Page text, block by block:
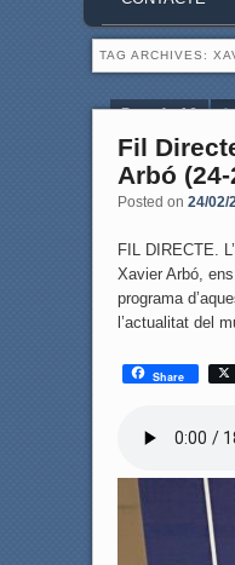
TAG ARCHIVES:
Page 1 of 6 1
Fil
Arbó (24-
Posted on 24/02/
FIL DIRECTE.
Xavier Arbó,
programa
l’actualitat del
Share